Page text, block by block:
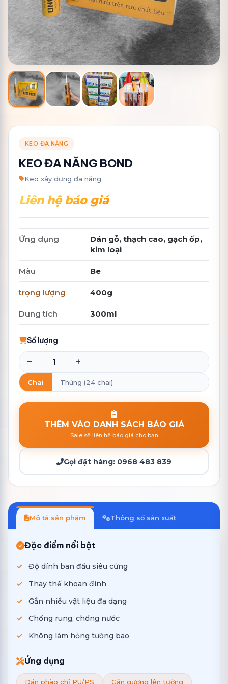
KEO ĐA NĂNG
KEO ĐA NĂNG BOND
Keo xây dựng đa năng
Liên hệ báo giá
Ứng dụng
Dán gỗ, thạch cao, gạch ốp,
kim loại
Màu Be
trọng lượng 400g
Dung tích 300ml
Số lượng
− +
Chai Thùng (24 chai)
THÊM VÀO DANH SÁCH BÁO GIÁ
Sale sẽ liên hệ báo giá cho bạn
Gọi đặt hàng: 0968 483 839
Mô tả sản phẩm Thông số sản xuất
Đặc điểm nổi bật
Độ dính ban đầu siêu cứng
Thay thế khoan đinh
Gắn nhiều vật liệu đa dạng
Chống rung, chống nước
Không làm hỏng tường bao
Ứng dụng
Dán phào chỉ PU/PS Gắn gương lên tường